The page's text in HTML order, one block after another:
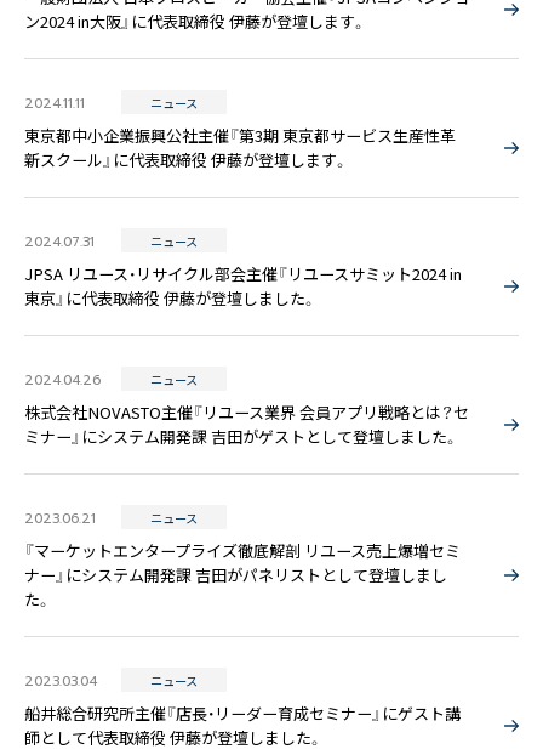
ン2024 in大阪』に代表取締役 伊藤が登壇します。
2024.11.11 ニュース
東京都中小企業振興公社主催『第3期 東京都サービス生産性革
新スクール』に代表取締役 伊藤が登壇します。
2024.07.31 ニュース
JPSA リユース・リサイクル部会主催『リユースサミット2024 in
東京』に代表取締役 伊藤が登壇しました。
2024.04.26 ニュース
株式会社NOVASTO主催『リユース業界 会員アプリ戦略とは？セ
ミナー』にシステム開発課 吉田がゲストとして登壇しました。
2023.06.21 ニュース
『マーケットエンタープライズ徹底解剖 リユース売上爆増セミ
ナー』にシステム開発課 吉田がパネリストとして登壇しまし
た。
2023.03.04 ニュース
船井総合研究所主催『店長・リーダー育成セミナー』にゲスト講
師として代表取締役 伊藤が登壇しました。